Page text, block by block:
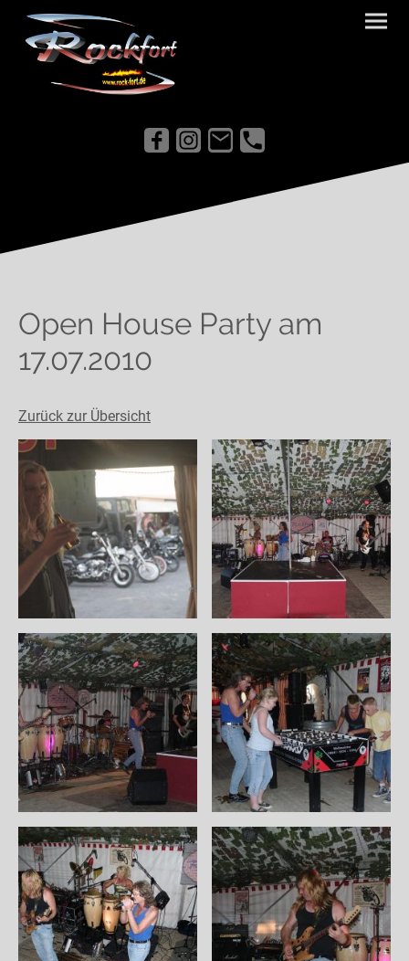
Open House Party am
17.07.2010
Zurück zur Übersicht